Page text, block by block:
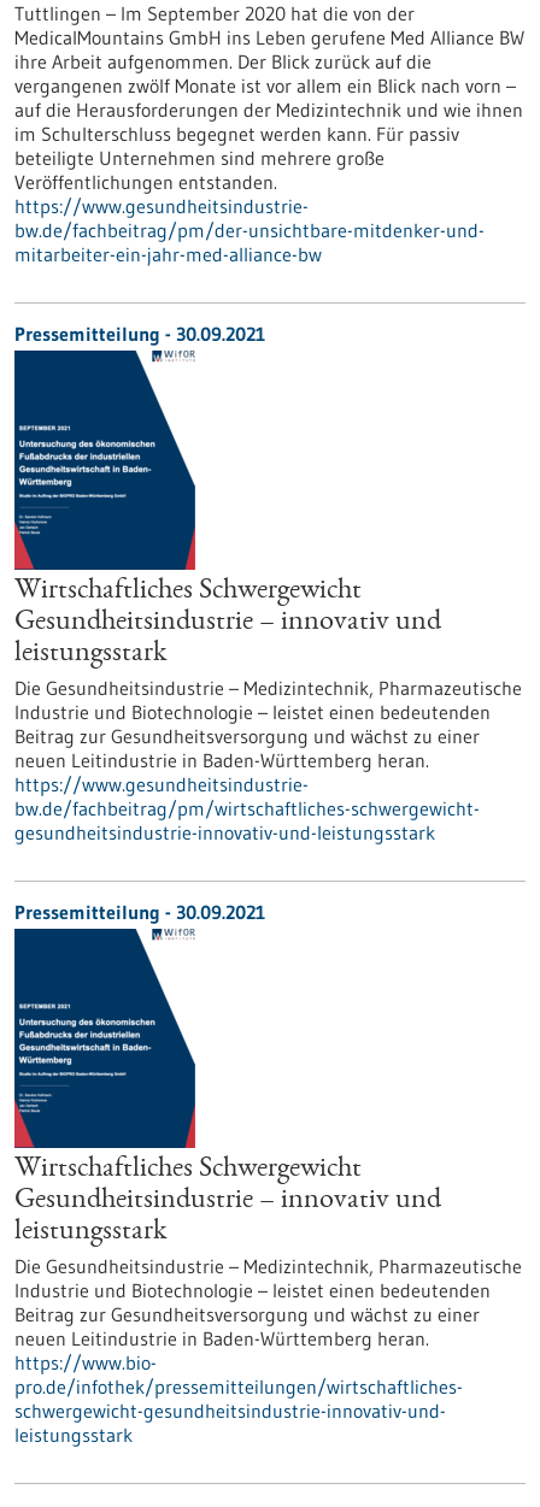
Tuttlingen – Im September 2020 hat die von der
MedicalMountains GmbH ins Leben gerufene Med Alliance BW
ihre Arbeit aufgenommen. Der Blick zurück auf die
vergangenen zwölf Monate ist vor allem ein Blick nach vorn –
auf die Herausforderungen der Medizintechnik und wie ihnen
im Schulterschluss begegnet werden kann. Für passiv
beteiligte Unternehmen sind mehrere große
Veröffentlichungen entstanden.
https://www.gesundheitsindustrie-
bw.de/fachbeitrag/pm/der-unsichtbare-mitdenker-und-
mitarbeiter-ein-jahr-med-alliance-bw
Pressemitteilung - 30.09.2021
Wirtschaftliches Schwergewicht
Gesundheitsindustrie – innovativ und
leistungsstark
Die Gesundheitsindustrie – Medizintechnik, Pharmazeutische
Industrie und Biotechnologie – leistet einen bedeutenden
Beitrag zur Gesundheitsversorgung und wächst zu einer
neuen Leitindustrie in Baden-Württemberg heran.
https://www.gesundheitsindustrie-
bw.de/fachbeitrag/pm/wirtschaftliches-schwergewicht-
gesundheitsindustrie-innovativ-und-leistungsstark
Pressemitteilung - 30.09.2021
Wirtschaftliches Schwergewicht
Gesundheitsindustrie – innovativ und
leistungsstark
Die Gesundheitsindustrie – Medizintechnik, Pharmazeutische
Industrie und Biotechnologie – leistet einen bedeutenden
Beitrag zur Gesundheitsversorgung und wächst zu einer
neuen Leitindustrie in Baden-Württemberg heran.
https://www.bio-
pro.de/infothek/pressemitteilungen/wirtschaftliches-
schwergewicht-gesundheitsindustrie-innovativ-und-
leistungsstark